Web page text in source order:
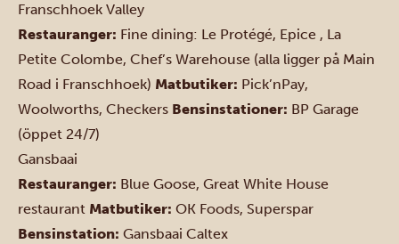
Franschhoek Valley
Restauranger: Fine dining: Le Protégé, Epice , La
Petite Colombe, Chef’s Warehouse (alla ligger på Main
Road i Franschhoek) Matbutiker: Pick’nPay,
Woolworths, Checkers Bensinstationer: BP Garage
(öppet 24/7)
Gansbaai
Restauranger: Blue Goose, Great White House
restaurant Matbutiker: OK Foods, Superspar
Bensinstation: Gansbaai Caltex